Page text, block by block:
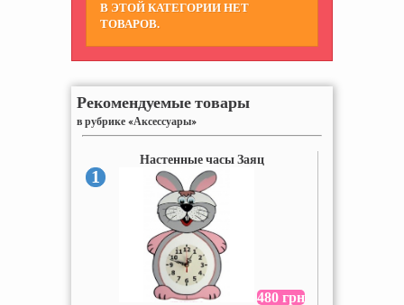
В ЭТОЙ КАТЕГОРИИ НЕТ
ТОВАРОВ.
Рекомендуемые товары
в рубрике «Аксессуары»
Настенные часы Заяц
1
480 грн